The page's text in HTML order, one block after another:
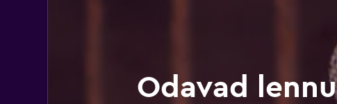
Odavad